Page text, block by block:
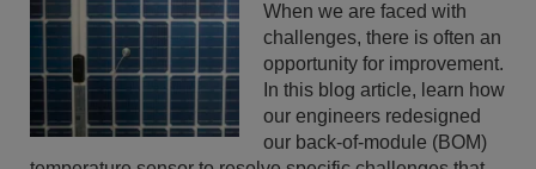
When we are faced with
challenges, there is often an
opportunity for improvement.
In this blog article, learn how
our engineers redesigned
our back-of-module (BOM)